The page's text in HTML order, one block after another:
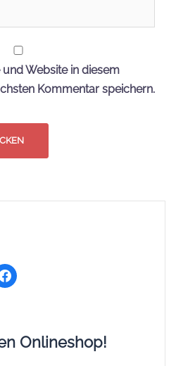
Website in diesem
Kommentar speichern.
Onlineshop!